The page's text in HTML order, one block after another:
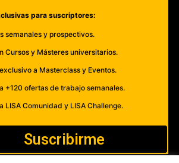
para suscriptores:
semanales y prospectivos.
Cursos y Másteres universitarios.
a Masterclass y Eventos.
+120 ofertas de trabajo semanales.
LISA Comunidad y LISA Challenge.
Suscribirme